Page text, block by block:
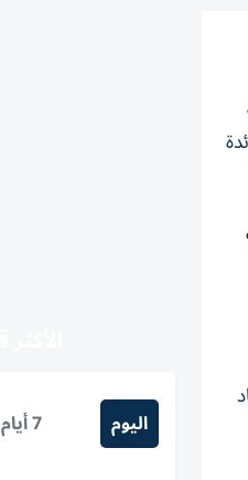
اليوم 7 أيام